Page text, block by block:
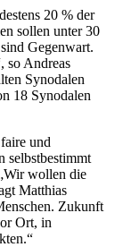
20 % der
sollen unter 30
Gegenwart.
so Andreas
Synodalen
18 Synodalen
und
selbstbestimmt
wollen die
Matthias
Zukunft
Ort, in